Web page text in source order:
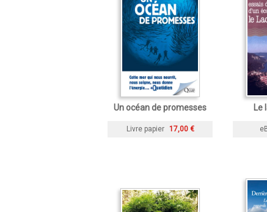
Un océan de promesses
Livre papier 17,00 €
Le